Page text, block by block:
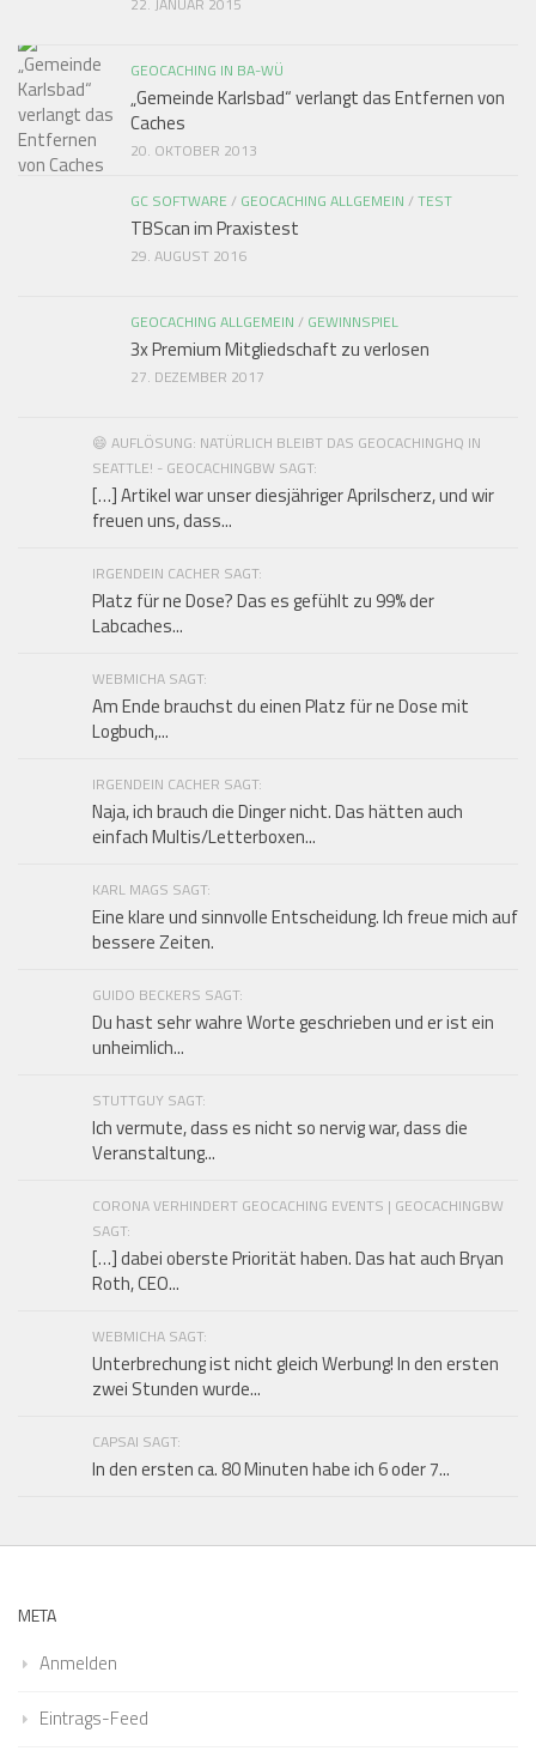
GEOCACHING IN BA-WÜ
„Gemeinde Karlsbad“ verlangt das Entfernen von
Caches
20. OKTOBER 2013
GC SOFTWARE / GEOCACHING ALLGEMEIN /TEST
TBScan im Praxistest
29. AUGUST 2016
GEOCACHING ALLGEMEIN / GEWINNSPIEL
3x Premium Mitgliedschaft zu verlosen
27. DEZEMBER 2017
😄 AUFLÖSUNG: NATÜRLICH BLEIBT DAS GEOCACHINGHQ IN
SEATTLE! - GEOCACHINGBW SAGT:
[…] Artikel war unser diesjähriger Aprilscherz, und wir
freuen uns, dass...
IRGENDEIN CACHER SAGT:
Platz für ne Dose? Das es gefühlt zu 99% der
Labcaches...
WEBMICHA SAGT:
Am Ende brauchst du einen Platz für ne Dose mit
Logbuch,...
IRGENDEIN CACHER SAGT:
Naja, ich brauch die Dinger nicht. Das hätten auch
einfach Multis/Letterboxen...
KARL MAGS SAGT:
Eine klare und sinnvolle Entscheidung. Ich freue mich auf
bessere Zeiten.
GUIDO BECKERS SAGT:
Du hast sehr wahre Worte geschrieben und er ist ein
unheimlich...
STUTTGUY SAGT:
Ich vermute, dass es nicht so nervig war, dass die
Veranstaltung...
CORONA VERHINDERT GEOCACHING EVENTS | GEOCACHINGBW
SAGT:
[…] dabei oberste Priorität haben. Das hat auch Bryan
Roth, CEO...
WEBMICHA SAGT:
Unterbrechung ist nicht gleich Werbung! In den ersten
zwei Stunden wurde...
CAPSAI SAGT:
In den ersten ca. 80 Minuten habe ich 6 oder 7...
META
Anmelden
Eintrags-Feed